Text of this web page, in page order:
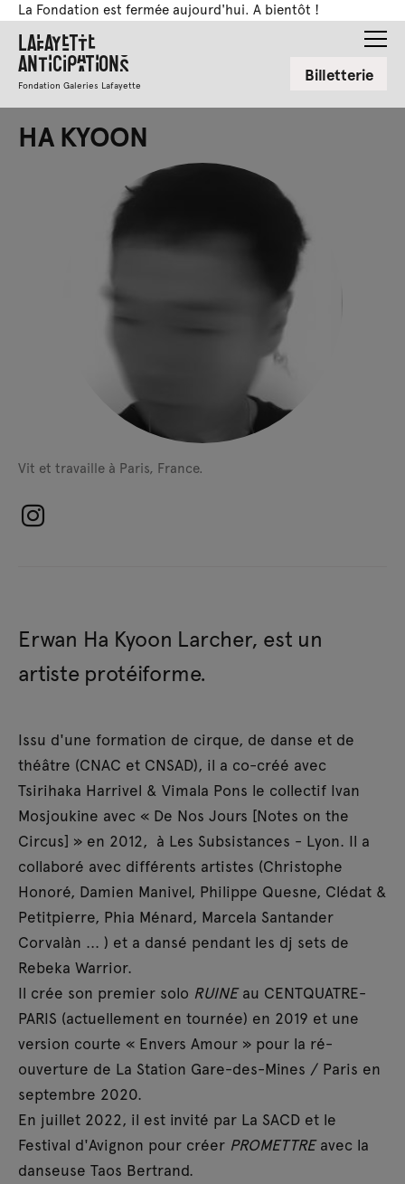
La Fondation est fermée aujourd'hui. A bientôt !
Lafayette
Anticipations
Fondation Galeries Lafayette Billetterie
HA KYOON
Vit et travaille à Paris, France.
Erwan Ha Kyoon Larcher, est un
artiste protéiforme.
Issu d'une formation de cirque, de danse et de
théâtre (CNAC et CNSAD), il a co-créé avec
Tsirihaka Harrivel & Vimala Pons le collectif Ivan
Mosjoukine avec « De Nos Jours [Notes on the
Circus] » en 2012, à Les Subsistances - Lyon. Il a
collaboré avec différents artistes (Christophe
Honoré, Damien Manivel, Philippe Quesne, Clédat &
Petitpierre, Phia Ménard, Marcela Santander
Corvalàn ... ) et a dansé pendant les dj sets de
Rebeka Warrior.
Il crée son premier solo RUINEau CENTQUATRE-
PARIS (actuellement en tournée) en 2019 et une
version courte « Envers Amour » pour la ré-
ouverture de La Station Gare-des-Mines / Paris en
septembre 2020.
En juillet 2022, il est invité par La SACD et le
Festival d'Avignon pour créer PROMETTREavec la
danseuse Taos Bertrand.